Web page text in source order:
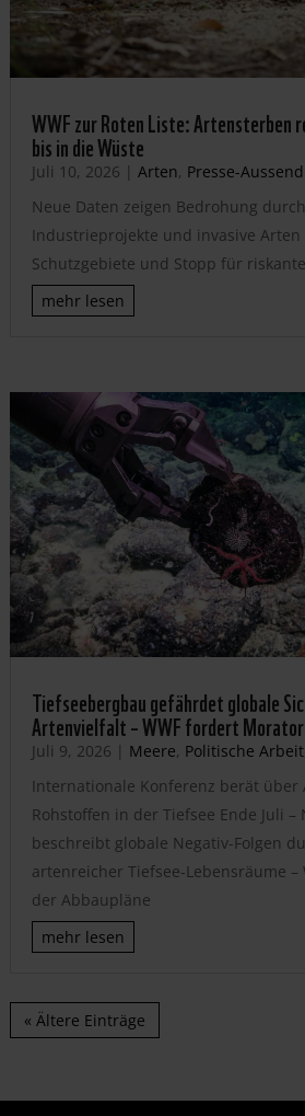
WWF zur Roten Liste: Artensterben
bis in die Wüste
Juli 10, 2026 | Arten, Presse-
Neue Daten zeigen Bedrohung
Industrieprojekte und invasive Arten
Schutzgebiete und Stopp für
mehr lesen
Tiefseebergbau gefährdet globale
Artenvielfalt – WWF fordert
Juli 9, 2026 | Meere, Politische Arbeit,
Internationale Konferenz berät über
Rohstoffen in der Tiefsee Ende Juli –
beschreibt globale Negativ-Folgen
artenreicher Tiefsee-Lebensräume –
der Abbaupläne
mehr lesen
« Ältere Einträge